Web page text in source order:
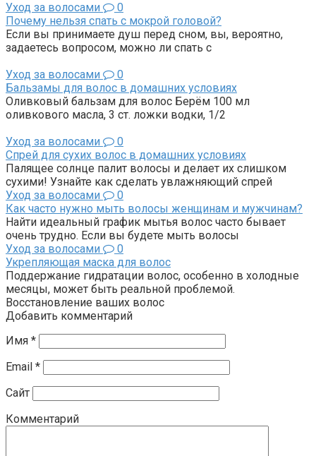
Уход за волосами
0
Почему нельзя спать с мокрой головой?
Если вы принимаете душ перед сном, вы, вероятно,
задаетесь вопросом, можно ли спать с
Уход за волосами
0
Бальзамы для волос в домашних условиях
Оливковый бальзам для волос Берём 100 мл
оливкового масла, 3 ст. ложки водки, 1/2
Уход за волосами
0
Спрей для сухих волос в домашних условиях
Палящее солнце палит волосы и делает их слишком
сухими! Узнайте как сделать увлажняющий спрей
Уход за волосами
0
Как часто нужно мыть волосы женщинам и мужчинам?
Найти идеальный график мытья волос часто бывает
очень трудно. Если вы будете мыть волосы
Уход за волосами
0
Укрепляющая маска для волос
Поддержание гидратации волос, особенно в холодные
месяцы, может быть реальной проблемой.
Восстановление ваших волос
Добавить комментарий
Имя *
Email *
Сайт
Комментарий